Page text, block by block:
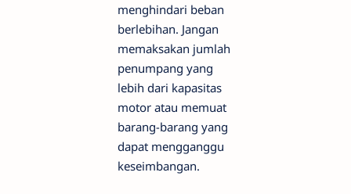
menghindari beban
berlebihan. Jangan
memaksakan jumlah
penumpang yang
lebih dari kapasitas
motor atau memuat
barang-barang yang
dapat mengganggu
keseimbangan.